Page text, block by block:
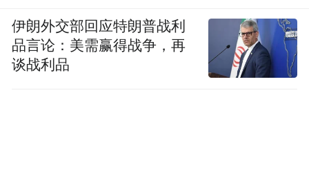
伊朗外交部回应特朗普战利
品言论：美需赢得战争，再
谈战利品